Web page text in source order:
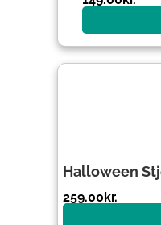
Halloween
259.00kr.